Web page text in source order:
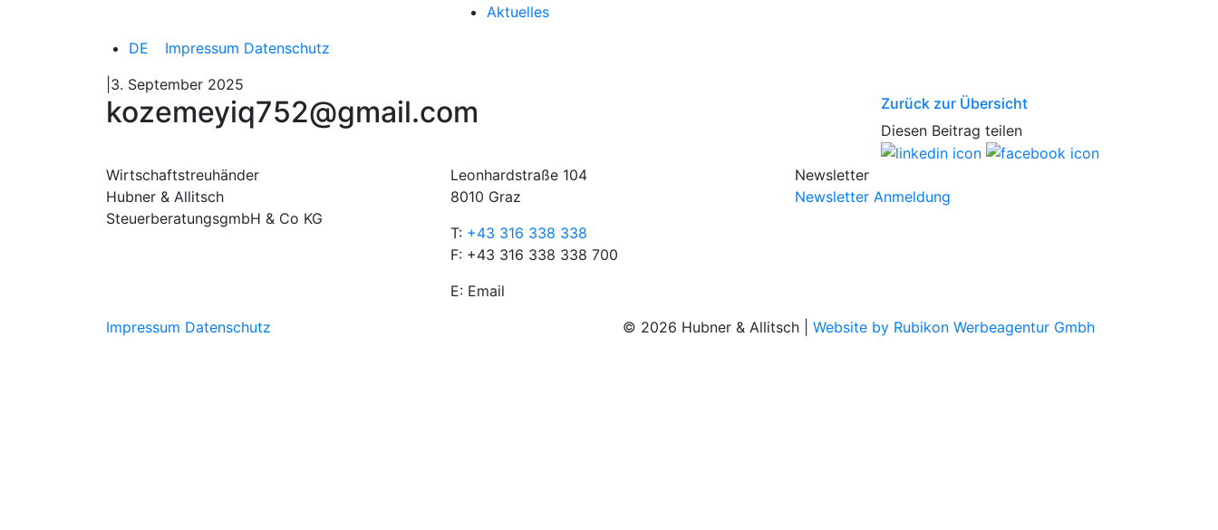
Aktuelles
DE
Impressum Datenschutz
|3. September 2025
kozemeyiq752@gmail.com
Zurück zur Übersicht
Diesen Beitrag teilen
Wirtschaftstreuhänder
Hubner & Allitsch
SteuerberatungsgmbH & Co KG
Leonhardstraße 104
8010 Graz
T: +43 316 338 338
F: +43 316 338 338 700
E: Email
Newsletter
Newsletter Anmeldung
Impressum Datenschutz © 2026 Hubner & Allitsch | Website by Rubikon Werbeagentur Gmbh